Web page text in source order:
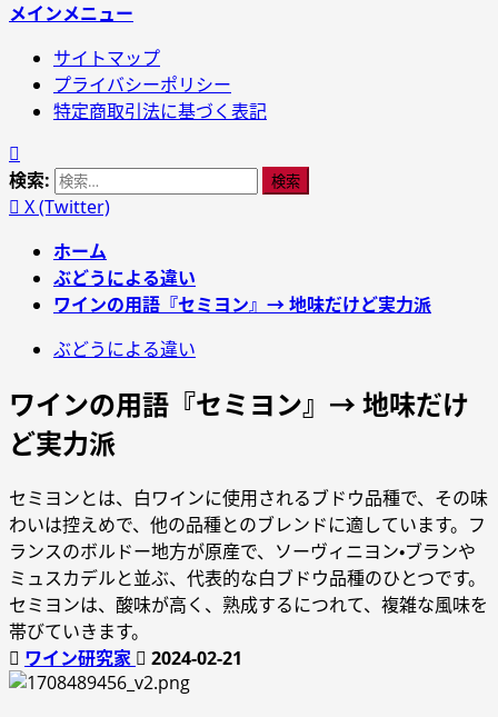
メインメニュー
サイトマップ
プライバシーポリシー
特定商取引法に基づく表記
検索:
X (Twitter)
ホーム
ぶどうによる違い
ワインの用語『セミヨン』→ 地味だけど実力派
ぶどうによる違い
ワインの用語『セミヨン』→ 地味だけ
ど実力派
セミヨンとは、白ワインに使用されるブドウ品種で、その味
わいは控えめで、他の品種とのブレンドに適しています。フ
ランスのボルドー地方が原産で、ソーヴィニヨン・ブランや
ミュスカデルと並ぶ、代表的な白ブドウ品種のひとつです。
セミヨンは、酸味が高く、熟成するにつれて、複雑な風味を
帯びていきます。
ワイン研究家
2024-02-21